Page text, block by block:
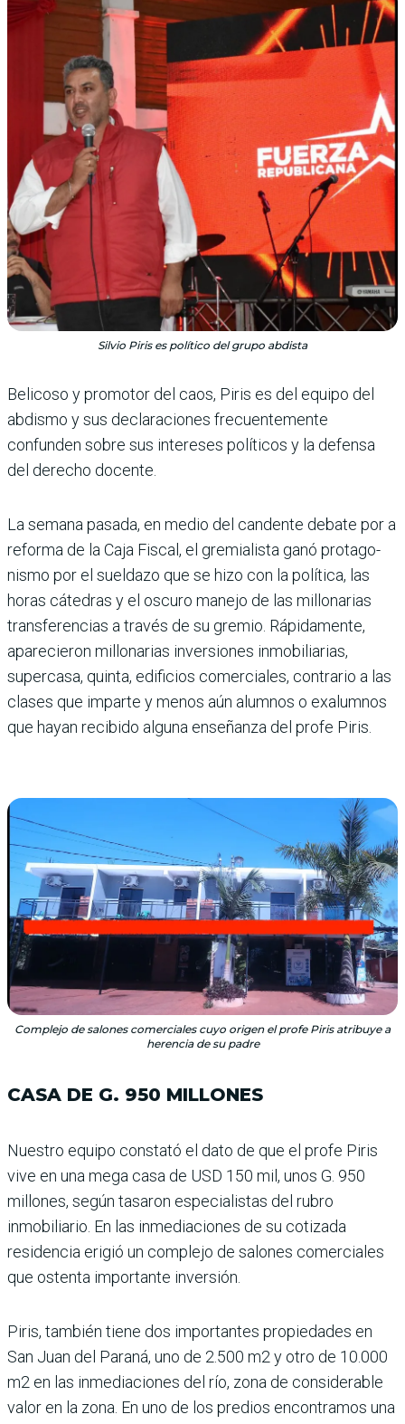
Silvio Piris es político del grupo abdista
Belicoso y promotor del caos, Piris es del equipo del
abdismo y sus declaraciones frecuentemente
confunden sobre sus intereses políti­cos y la defensa
del derecho docente.
La semana pasada, en medio del candente debate por a
reforma de la Caja Fiscal, el gremialista ganó protago­
nismo por el sueldazo que se hizo con la política, las
horas cátedras y el oscuro manejo de las millonarias
transfe­rencias a través de su gre­mio. Rápidamente,
aparecie­ron millonarias inversiones inmobiliarias,
supercasa, quinta, edificios comercia­les, contrario a las
clases que imparte y menos aún alum­nos o exalumnos
que hayan recibido alguna enseñanza del profe Piris.
Complejo de salones comerciales cuyo origen el profe Piris atribuye a
herencia de su padre
CASA DE G. 950 MILLONES
Nuestro equipo constató el dato de que el profe Piris
vive en una mega casa de USD 150 mil, unos G. 950
millones, según tasaron especialistas del rubro
inmobiliario. En las inmediaciones de su cotizada
residencia erigió un complejo de salones comerciales
que ostenta importante inver­sión.
Piris, también tiene dos importantes propiedades en
San Juan del Paraná, uno de 2.500 m2 y otro de 10.000
m2 en las inmediaciones del río, zona de considerable
valor en la zona. En uno de los predios encontramos una